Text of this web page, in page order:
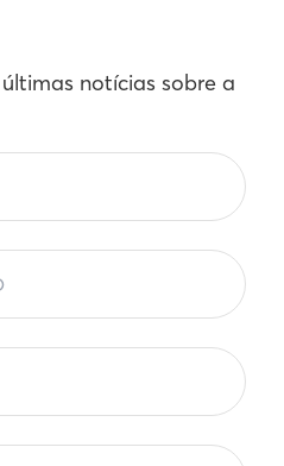
notícias sobre a